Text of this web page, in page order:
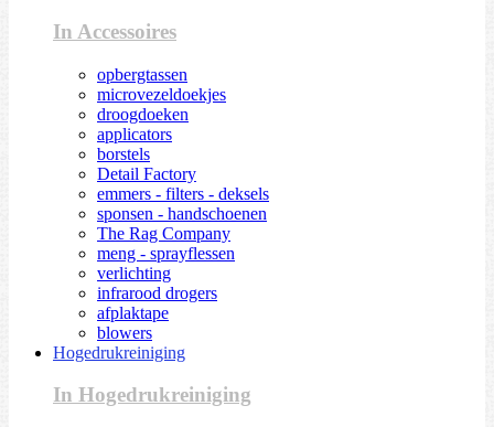
In Accessoires
opbergtassen
microvezeldoekjes
droogdoeken
applicators
borstels
Detail Factory
emmers - filters - deksels
sponsen - handschoenen
The Rag Company
meng - sprayflessen
verlichting
infrarood drogers
afplaktape
blowers
Hogedrukreiniging
In Hogedrukreiniging